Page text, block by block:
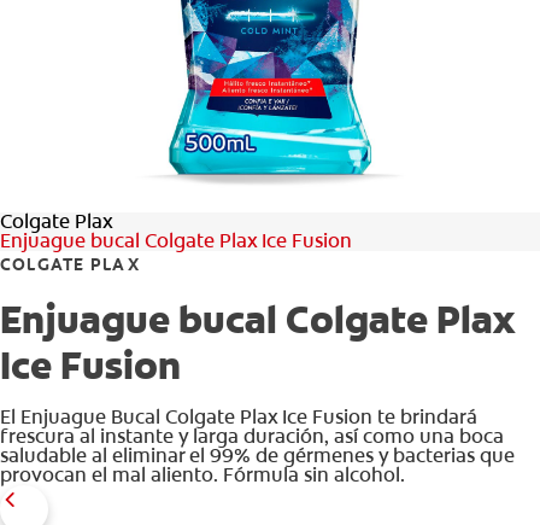
CHEQUEO DE SALUD BUCAL
CORRESPONDENCIA DE PRODUCTOS
Colgate Plax
Enjuague bucal Colgate Plax Ice Fusion
COLGATE PLAX
Enjuague bucal Colgate Plax
Ice Fusion
El Enjuague Bucal Colgate Plax Ice Fusion te brindará
frescura al instante y larga duración, así como una boca
saludable al eliminar el 99% de gérmenes y bacterias que
provocan el mal aliento. Fórmula sin alcohol.